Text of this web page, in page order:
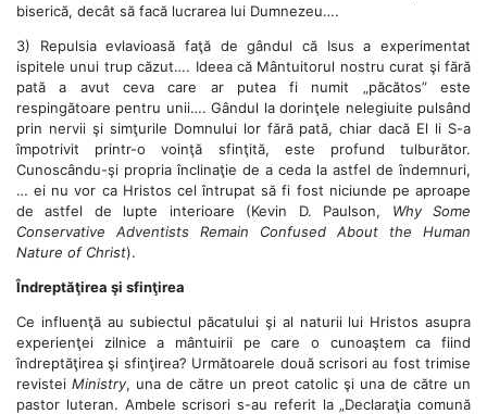
biserică, decât să facă lucrarea lui Dumnezeu….
3) Repulsia evlavioasă faţă de gândul că Isus a experimentat
ispitele unui trup căzut…. Ideea că Mântuitorul nostru curat şi fără
pată a avut ceva care ar putea fi numit „păcătos” este
respingătoare pentru unii…. Gândul la dorinţele nelegiuite pulsând
prin nervii şi simţurile Domnului lor fără pată, chiar dacă El li S-a
împotrivit printr-o voinţă sfinţită, este profund tulburător.
Cunoscându-şi propria înclinaţie de a ceda la astfel de îndemnuri,
… ei nu vor ca Hristos cel întrupat să fi fost niciunde pe aproape
de astfel de lupte interioare (Kevin D. Paulson, Why Some
Conservative Adventists Remain Confused About the Human
Nature of Christ).
Îndreptăţirea şi sfinţirea
Ce influenţă au subiectul păcatului şi al naturii lui Hristos asupra
experienţei zilnice a mântuirii pe care o cunoaştem ca fiind
îndreptăţirea şi sfinţirea? Următoarele două scrisori au fost trimise
revistei Ministry, una de către un preot catolic şi una de către un
pastor luteran. Ambele scrisori s-au referit la „Declaraţia comună